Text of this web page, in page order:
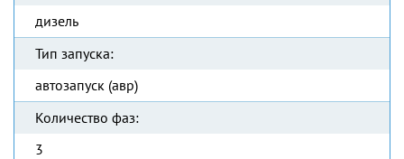
дизель
Тип запуска:
автозапуск (авр)
Количество фаз:
3